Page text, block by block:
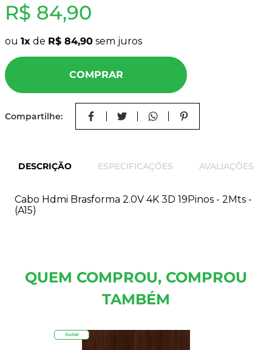
R$ 84,90
ou 1 de R$ 84,90 sem juros
COMPRAR
Compartilhe:
DESCRIÇÃO ESPECIFICAÇÕES AVALIAÇÕES
Cabo Hdmi Brasforma 2.0V 4K 3D 19Pinos - 2Mts -
(A15)
QUEM COMPROU, COMPROU
TAMBÉM
Outlet